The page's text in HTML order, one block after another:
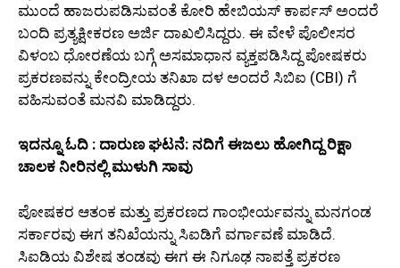
ಮುಂದೆ ಹಾಜರುಪಡಿಸುವಂತೆ ಕೋರಿ ಹೇಬಿಯಸ್ ಕಾರ್ಪಸ್ ಅಂದರೆ
ಬಂದಿ ಪ್ರತ್ಯಕ್ಷೀಕರಣ ಅರ್ಜಿ ದಾಖಲಿಸಿದ್ದರು. ಈ ವೇಳೆ ಪೊಲೀಸರ
ವಿಳಂಬ ಧೋರಣೆಯ ಬಗ್ಗೆ ಅಸಮಾಧಾನ ವ್ಯಕ್ತಪಡಿಸಿದ್ದ ಪೋಷಕರು
ಪ್ರಕರಣವನ್ನು ಕೇಂದ್ರೀಯ ತನಿಖಾ ದಳ ಅಂದರೆ ಸಿಬಿಐ (CBI) ಗೆ
ವಹಿಸುವಂತೆ ಮನವಿ ಮಾಡಿದ್ದರು.
ಇದನ್ನೂ ಓದಿ : ದಾರುಣ ಘಟನೆ: ನದಿಗೆ ಈಜಲು ಹೋಗಿದ್ದ ರಿಕ್ಷಾ
ಚಾಲಕ ನೀರಿನಲ್ಲಿ ಮುಳುಗಿ ಸಾವು
ಪೋಷಕರ ಆತಂಕ ಮತ್ತು ಪ್ರಕರಣದ ಗಾಂಭೀರ್ಯವನ್ನು ಮನಗಂಡ
ಸರ್ಕಾರವು ಈಗ ತನಿಖೆಯನ್ನು ಸಿಐಡಿಗೆ ವರ್ಗಾವಣೆ ಮಾಡಿದೆ.
ಸಿಐಡಿಯ ವಿಶೇಷ ತಂಡವು ಈಗ ಈ ನಿಗೂಢ ನಾಪತ್ತೆ ಪ್ರಕರಣ